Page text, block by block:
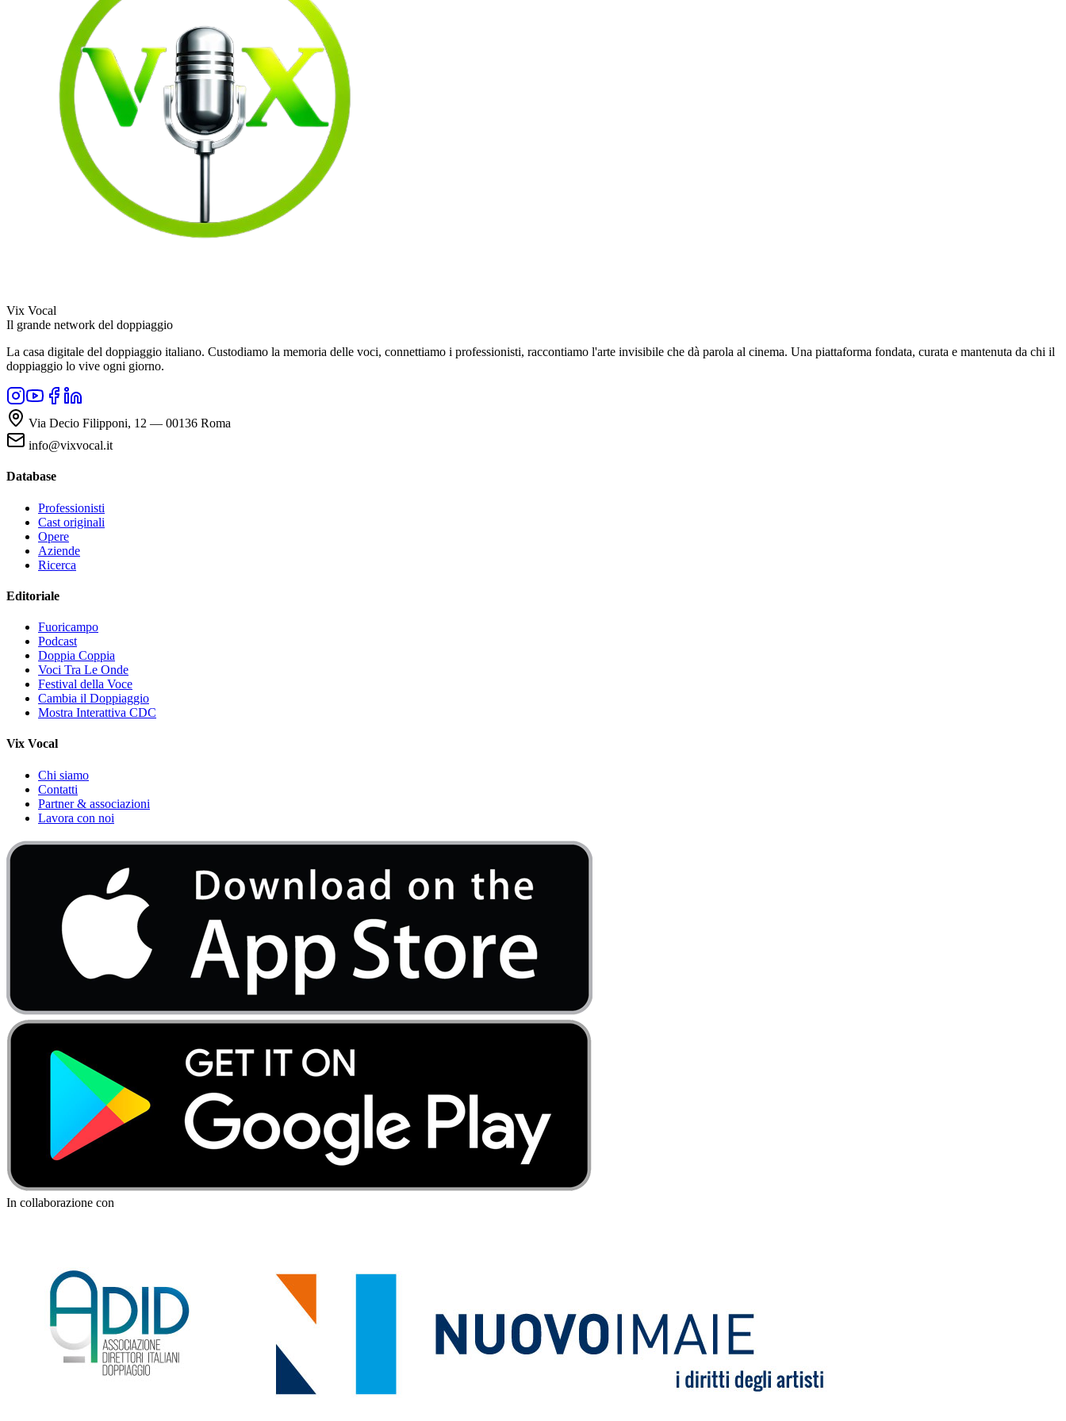
Vix Vocal
Il grande network del doppiaggio
La casa digitale del doppiaggio italiano. Custodiamo la memoria delle voci, connettiamo i professionisti, raccontiamo l'arte invisibile che dà parola al cinema. Una piattaforma fondata, curata e mantenuta da chi il
doppiaggio lo vive ogni giorno.
Via Decio Filipponi, 12 — 00136 Roma
info@vixvocal.it
Database
Professionisti
Cast originali
Opere
Aziende
Ricerca
Editoriale
Fuoricampo
Podcast
Doppia Coppia
Voci Tra Le Onde
Festival della Voce
Cambia il Doppiaggio
Mostra Interattiva CDC
Vix Vocal
Chi siamo
Contatti
Partner & associazioni
Lavora con noi
In collaborazione con